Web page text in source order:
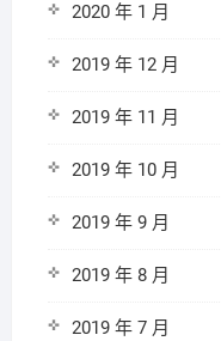
2020 年 1 月
2019 年 12 月
2019 年 11 月
2019 年 10 月
2019 年 9 月
2019 年 8 月
2019 年 7 月